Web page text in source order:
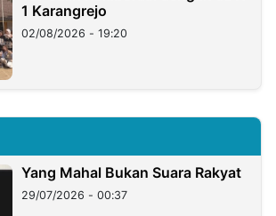
1 Karangrejo
02/08/2026 - 19:20
Yang Mahal Bukan Suara Rakyat
29/07/2026 - 00:37